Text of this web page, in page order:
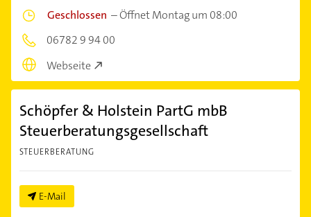
Geschlossen –Öffnet Montag um 08:00
06782 9 94 00
Webseite
Schöpfer & Holstein PartG mbB
Steuerberatungsgesellschaft
STEUERBERATUNG
E-Mail